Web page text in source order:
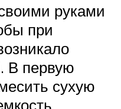
руками
при
В первую
сухую